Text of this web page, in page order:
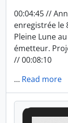
00:04:45 //
enregistrée le
Pleine Lune
émetteur.
// 00:08:10
… Read more